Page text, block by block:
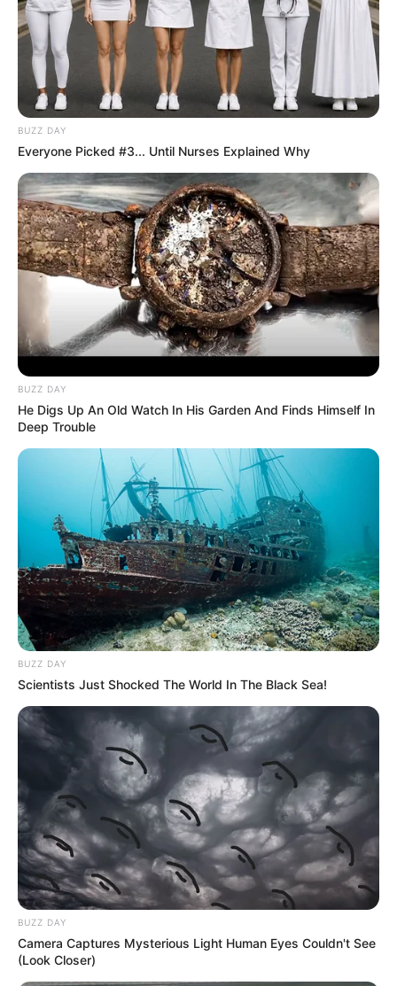
BUZZ DAY
Everyone Picked #3... Until Nurses Explained Why
BUZZ DAY
He Digs Up An Old Watch In His Garden And Finds Himself In
Deep Trouble
BUZZ DAY
Scientists Just Shocked The World In The Black Sea!
BUZZ DAY
Camera Captures Mysterious Light Human Eyes Couldn't See
(Look Closer)